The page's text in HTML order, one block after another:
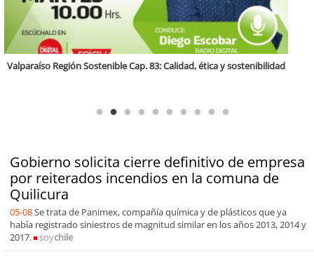
Gobierno solicita cierre definitivo de empresa
por reiterados incendios en la comuna de
Quilicura
05-08Se trata de Panimex, compañía química y de plásticos que ya
había registrado siniestros de magnitud similar en los años 2013, 2014 y
2017.
soychile